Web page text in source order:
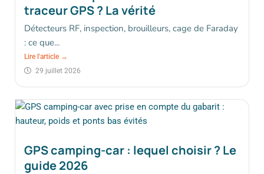
traceur GPS ? La vérité
Détecteurs RF, inspection, brouilleurs, cage de Faraday
: ce que...
Lire l'article →
29 juillet 2026
GPS camping-car : lequel choisir ? Le
guide 2026